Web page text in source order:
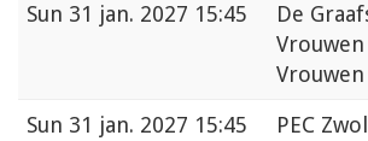
Sun 31 jan. 2027 15:45
De
Vrouwen
Vrouwen
Sun 31 jan. 2027 15:45
PEC